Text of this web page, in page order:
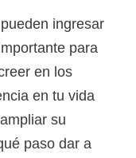
ingresar
para
en los
en tu vida
su
paso dar a